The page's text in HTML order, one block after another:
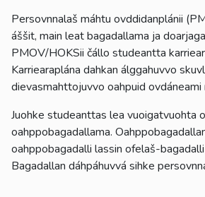
Persovnnalaš máhtu ovddidanplánii
áššit, main leat bagadallama ja
PMOV/HOKSii čállo studeantta
Karriearaplána dahkan álggahuvvo
dievasmahttojuvvo oahpuid ovdáneami
Juohke studeanttas lea vuoigatvuohta
oahppobagadallama.
oahppobagadalli lassin ofelaš-
Bagadallan dáhpáhuvvá sihke